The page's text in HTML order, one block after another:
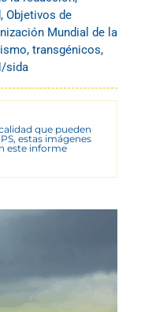
, Objetivos de
Mundial de la
, transgénicos,
sida
que pueden
estas imágenes
este informe